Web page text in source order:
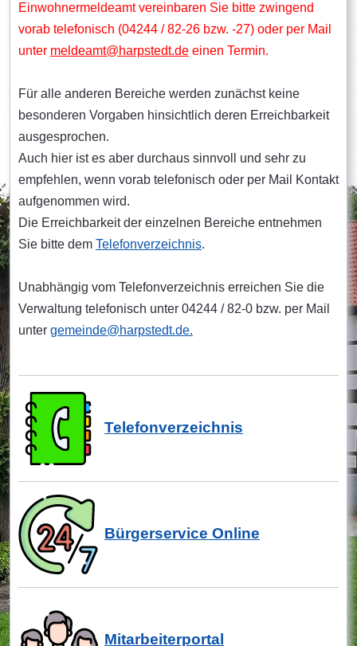
Einwohnermeldeamt vereinbaren Sie bitte zwingend
vorab telefonisch (04244 / 82-26 bzw. -27) oder per Mail
unter meldeamt@harpstedt.de einen Termin.
Für alle anderen Bereiche werden zunächst keine
besonderen Vorgaben hinsichtlich deren Erreichbarkeit
ausgesprochen.
Auch hier ist es aber durchaus sinnvoll und sehr zu
empfehlen, wenn vorab telefonisch oder per Mail Kontakt
aufgenommen wird.
Die Erreichbarkeit der einzelnen Bereiche entnehmen
Sie bitte dem Telefonverzeichnis.
Unabhängig vom Telefonverzeichnis erreichen Sie die
Verwaltung telefonisch unter 04244 / 82-0 bzw. per Mail
unter gemeinde@harpstedt.de.
Telefonverzeichnis
Bürgerservice Online
Mitarbeiterportal